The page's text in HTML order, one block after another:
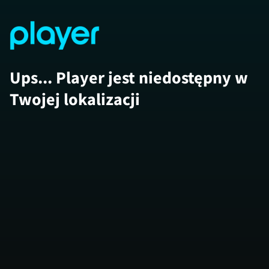
Ups... Player jest niedostępny w
Twojej lokalizacji